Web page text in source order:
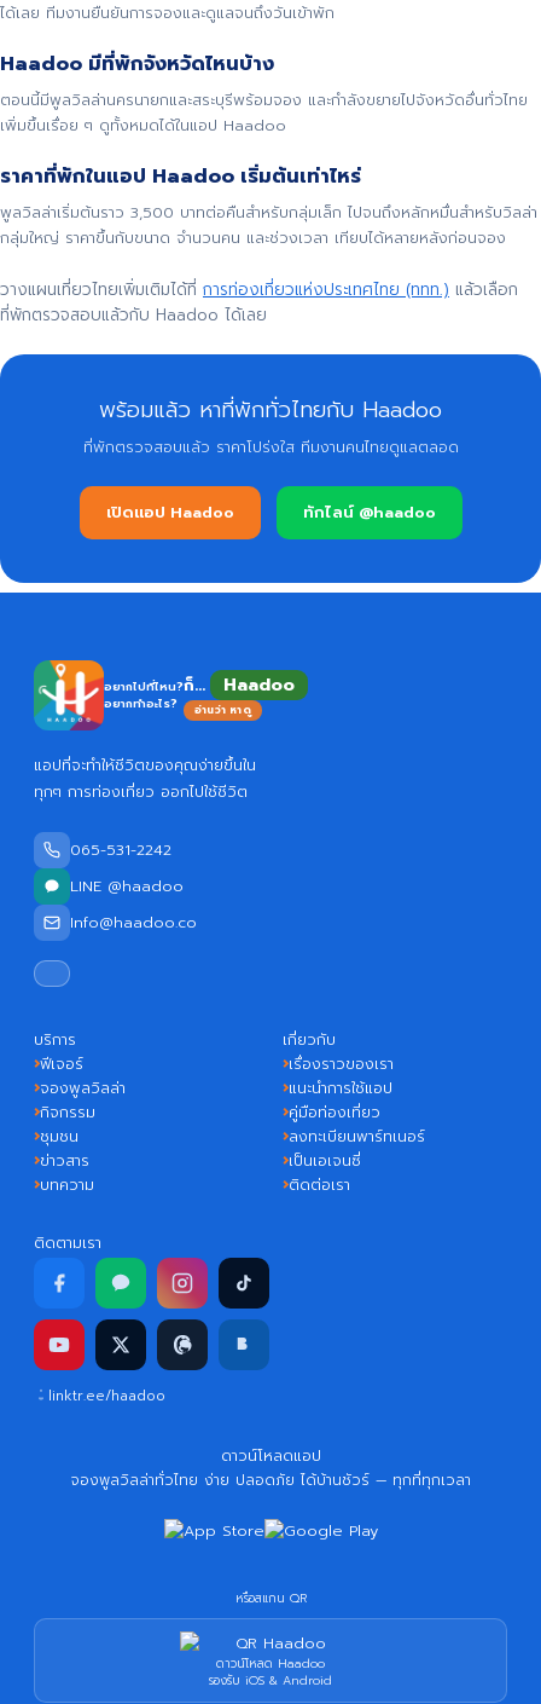
ได้เลย ทีมงานยืนยันการจองและดูแลจนถึงวันเข้าพัก
Haadoo มีที่พักจังหวัดไหนบ้าง
ตอนนี้มีพูลวิลล่านครนายกและสระบุรีพร้อมจอง และกำลังขยายไปจังหวัดอื่นทั่วไทย
เพิ่มขึ้นเรื่อย ๆ ดูทั้งหมดได้ในแอป Haadoo
ราคาที่พักในแอป Haadoo เริ่มต้นเท่าไหร่
พูลวิลล่าเริ่มต้นราว 3,500 บาทต่อคืนสำหรับกลุ่มเล็ก ไปจนถึงหลักหมื่นสำหรับวิลล่า
กลุ่มใหญ่ ราคาขึ้นกับขนาด จำนวนคน และช่วงเวลา เทียบได้หลายหลังก่อนจอง
วางแผนเที่ยวไทยเพิ่มเติมได้ที่ การท่องเที่ยวแห่งประเทศไทย (ททท.) แล้วเลือก
ที่พักตรวจสอบแล้วกับ Haadoo ได้เลย
พร้อมแล้ว หาที่พักทั่วไทยกับ Haadoo
ที่พักตรวจสอบแล้ว ราคาโปร่งใส ทีมงานคนไทยดูแลตลอด
เปิดแอป Haadoo ทักไลน์ @haadoo
อยากไปที่ไหน?
อยากทำอะไร?
ก็... Haadoo
อ่านว่า หาดู
แอปที่จะทำให้ชีวิตของคุณง่ายขึ้นใน
ทุกๆ การท่องเที่ยว ออกไปใช้ชีวิต
065-531-2242
LINE @haadoo
Info@haadoo.co
บริการ
ฟีเจอร์
จองพูลวิลล่า
กิจกรรม
ชุมชน
ข่าวสาร
บทความ
เกี่ยวกับ
เรื่องราวของเรา
แนะนำการใช้แอป
คู่มือท่องเที่ยว
ลงทะเบียนพาร์ทเนอร์
เป็นเอเจนซี่
ติดต่อเรา
ติดตามเรา
linktr.ee/haadoo
ดาวน์โหลดแอป
จองพูลวิลล่าทั่วไทย ง่าย ปลอดภัย ได้บ้านชัวร์ — ทุกที่ทุกเวลา
หรือสแกน QR
ดาวน์โหลด Haadoo
รองรับ iOS & Android